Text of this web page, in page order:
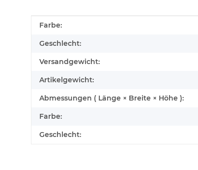
Produkteigenschaft
Wert
Farbe:
Geschlecht:
Versandgewicht:
Artikelgewicht:
Abmessungen ( Länge × Breite × Höhe ):
Farbe:
Geschlecht: